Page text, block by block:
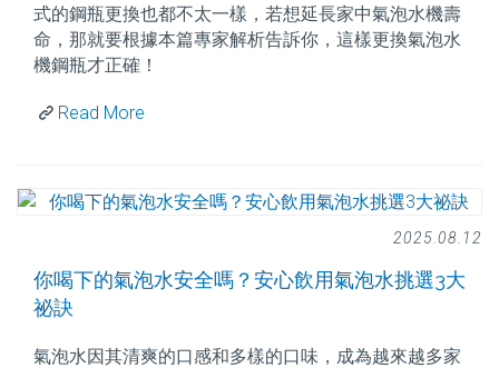
式的鋼瓶更換也都不太一樣，若想延長家中氣泡水機壽
命，那就要根據本篇專家解析告訴你，這樣更換氣泡水
機鋼瓶才正確！
Read More
2025.08.12
你喝下的氣泡水安全嗎？安心飲用氣泡水挑選3大
祕訣
氣泡水因其清爽的口感和多樣的口味，成為越來越多家